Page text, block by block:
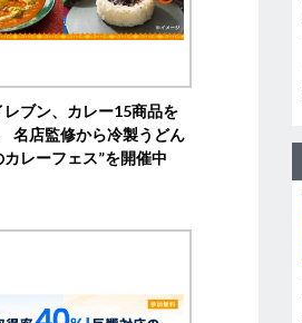
レブン、カレー15商品を
名店監修から冷製うどん
カレーフェス”を開催中